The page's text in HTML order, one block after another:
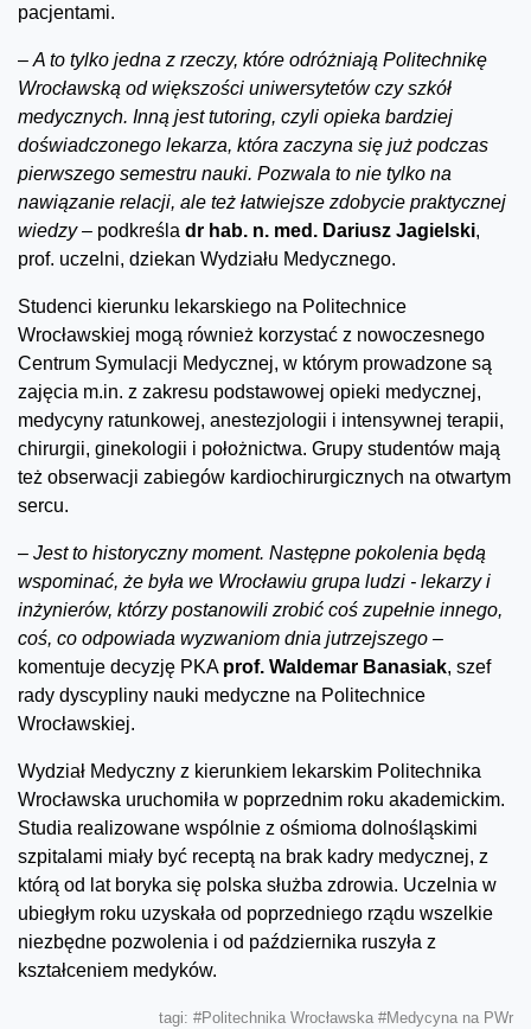
pacjentami.
– A to tylko jedna z rzeczy, które odróżniają Politechnikę
Wrocławską od większości uniwersytetów czy szkół
medycznych. Inną jest tutoring, czyli opieka bardziej
doświadczonego lekarza, która zaczyna się już podczas
pierwszego semestru nauki. Pozwala to nie tylko na
nawiązanie relacji, ale też łatwiejsze zdobycie praktycznej
wiedzy – podkreśla dr hab. n. med. Dariusz Jagielski,
prof. uczelni, dziekan Wydziału Medycznego.
Studenci kierunku lekarskiego na Politechnice
Wrocławskiej mogą również korzystać z nowoczesnego
Centrum Symulacji Medycznej, w którym prowadzone są
zajęcia m.in. z zakresu podstawowej opieki medycznej,
medycyny ratunkowej, anestezjologii i intensywnej terapii,
chirurgii, ginekologii i położnictwa. Grupy studentów mają
też obserwacji zabiegów kardiochirurgicznych na otwartym
sercu.
– Jest to historyczny moment. Następne pokolenia będą
wspominać, że była we Wrocławiu grupa ludzi - lekarzy i
inżynierów, którzy postanowili zrobić coś zupełnie innego,
coś, co odpowiada wyzwaniom dnia jutrzejszego –
komentuje decyzję PKA prof. Waldemar Banasiak, szef
rady dyscypliny nauki medyczne na Politechnice
Wrocławskiej.
Wydział Medyczny z kierunkiem lekarskim Politechnika
Wrocławska uruchomiła w poprzednim roku akademickim.
Studia realizowane wspólnie z ośmioma dolnośląskimi
szpitalami miały być receptą na brak kadry medycznej, z
którą od lat boryka się polska służba zdrowia. Uczelnia w
ubiegłym roku uzyskała od poprzedniego rządu wszelkie
niezbędne pozwolenia i od października ruszyła z
kształceniem medyków.
tagi: #Politechnika Wrocławska #Medycyna na PWr